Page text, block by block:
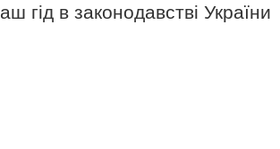
гід в законодавстві України